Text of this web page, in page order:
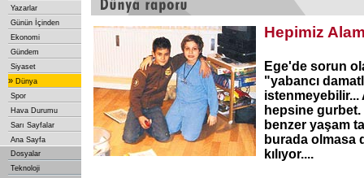
Yazarlar
Günün İçinden
Ekonomi
Gündem
Siyaset
» Dünya
Spor
Hava Durumu
Sarı Sayfalar
Ana Sayfa
Dosyalar
Teknoloji
Hepimiz
Ege'de sorun
"yabancı
istenmeyebilir...
hepsine
benzer yaşam
burada olmasa
kılıyor....